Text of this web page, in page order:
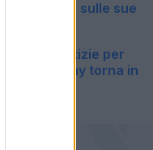
le ultime sulle sue
buone notizie per
McTominay torna in